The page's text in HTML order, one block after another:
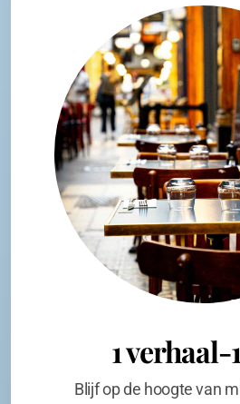
1 verhaal-
Blijf op de hoogte van